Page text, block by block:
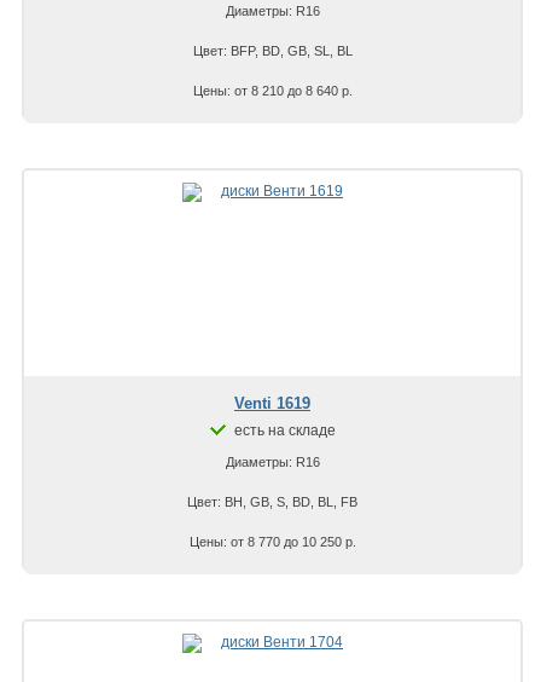
Диаметры: R16
Цвет: BFP, BD, GB, SL, BL
Цены: от 8 210 до 8 640 р.
Venti 1619
есть на складе
Диаметры: R16
Цвет: BH, GB, S, BD, BL, FB
Цены: от 8 770 до 10 250 р.